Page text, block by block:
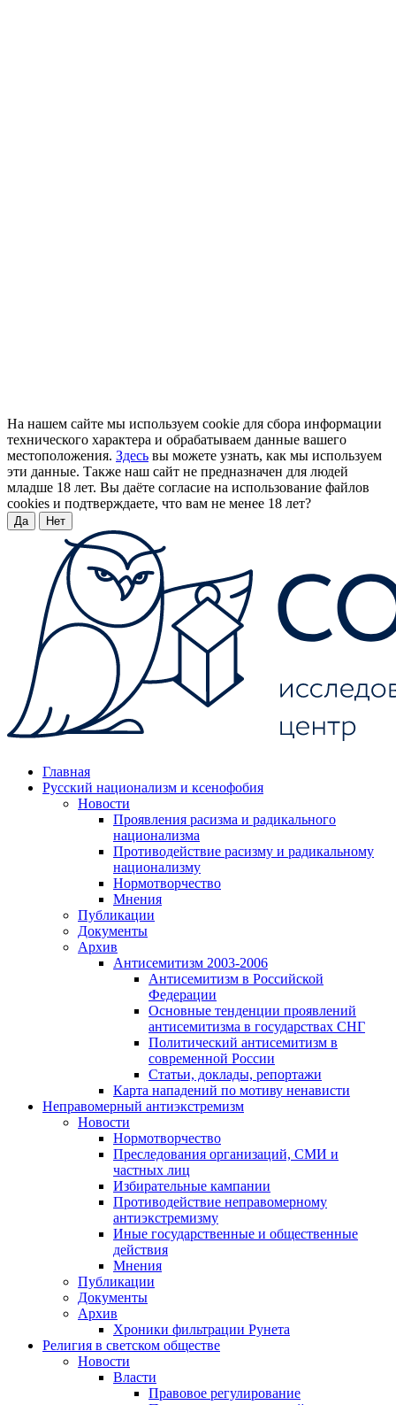
На нашем сайте мы используем cookie для сбора информации
технического характера и обрабатываем данные вашего
местоположения. Здесь вы можете узнать, как мы используем
эти данные. Также наш сайт не предназначен для людей
младше 18 лет. Вы даёте согласие на использование файлов
cookies и подтверждаете, что вам не менее 18 лет?
Да Нет
Главная
Русский национализм и ксенофобия
Новости
Проявления расизма и радикального
национализма
Противодействие расизму и радикальному
национализму
Нормотворчество
Мнения
Публикации
Документы
Архив
Антисемитизм 2003-2006
Антисемитизм в Российской
Федерации
Основные тенденции проявлений
антисемитизма в государствах СНГ
Политический антисемитизм в
современной России
Статьи, доклады, репортажи
Карта нападений по мотиву ненависти
Неправомерный антиэкстремизм
Новости
Нормотворчество
Преследования организаций, СМИ и
частных лиц
Избирательные кампании
Противодействие неправомерному
антиэкстремизму
Иные государственные и общественные
действия
Мнения
Публикации
Документы
Архив
Хроники фильтрации Рунета
Религия в светском обществе
Новости
Власти
Правовое регулирование